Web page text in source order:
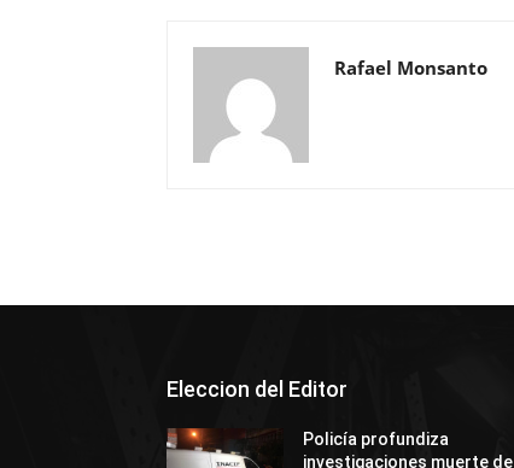
Rafael Monsanto
Eleccion del Editor
Policía profundiza
investigaciones muerte de